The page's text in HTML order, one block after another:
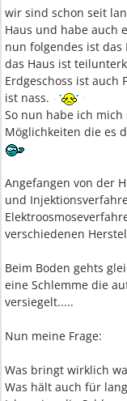
wir sind schon seit
Haus und habe auch
nun folgendes ist das
das Haus ist
Erdgeschoss ist auch
ist nass.
So nun habe ich
Möglichkeiten die es
Angefangen von der
und
verschiedenen
Beim Boden gehts
eine Schlemme die
versiegelt.....
Nun meine Frage:
Was bringt wirklich
Was hält auch für